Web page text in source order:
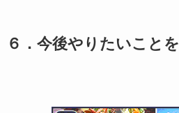
６．今後やりたいこと